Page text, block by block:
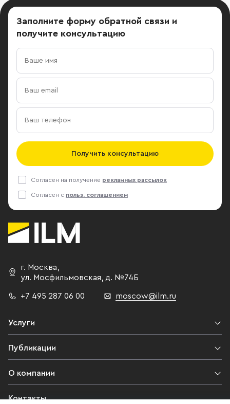
Заполните форму обратной связи и
получите консультацию
Получить консультацию
Согласен на получение рекламных рассылок
Согласен с польз. соглашением
г. Москва,
ул. Мосфильмовская, д. №74Б
+7 495 287 06 00 moscow@ilm.ru
Услуги
Публикации
О компании
Контакты